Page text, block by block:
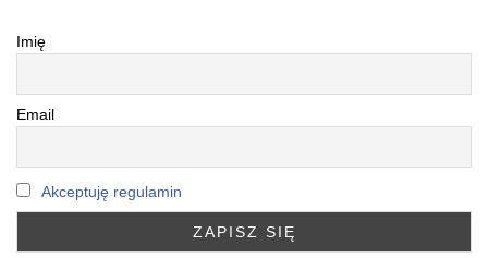
Imię
Email
Akceptuję regulamin